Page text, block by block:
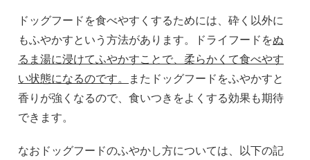
ドッグフードを食べやすくするためには、砕く以外に
もふやかすという方法があります。ドライフードをぬ
るま湯に浸けてふやかすことで、柔らかくて食べやす
い状態になるのです。
またドッグフードをふやかすと
香りが強くなるので、食いつきをよくする効果も期待
できます。
なおドッグフードのふやかし方については、以下の記